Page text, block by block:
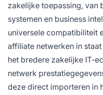
zakelijke toepassing, van
systemen en business
universele compatibiliteit
affiliate netwerken in
het bredere zakelijke IT-
netwerk
deze direct importeren in